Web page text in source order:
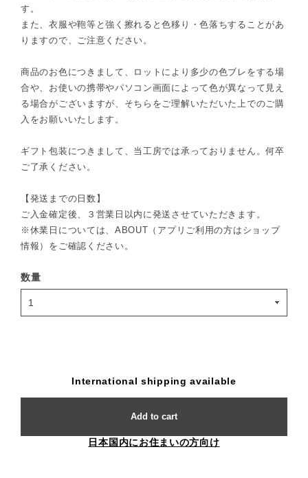
す。
また、衣服や鞄等と強く擦れると色移り・色落ちすることがあ
りますので、ご注意ください。
商品のお色につきまして、ロットにより多少の色ブレをする場
合や、お使いの携帯やパソコン画面によって色が異なって見え
る場合がございますが、そちらをご理解いただいた上でのご購
入をお願いいたします。
ギフト包装につきまして、当工房では承っておりません。何卒
ご了承ください。
【発送までの日数】
ご入金確定後、３営業日以内に発送させていただきます。
※休業日については、ABOUT（アプリご利用の方はショップ
情報）をご確認ください。
数量
International shipping available
Add to cart
日本国内にお住まいの方向け